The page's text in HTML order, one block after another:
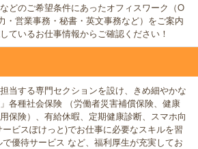
どのご希望条件にあったオフィスワーク（O
・営業事務・秘書・英文事務など）をご案内
ているお仕事情報からご確認ください！
当する専門セクションを設け、きめ細やかな
各種社会保険 （労働者災害補償保険、健康
保険）、有給休暇、定期健康診断、スマホ向
ビスぽけっと)でお仕事に必要なスキルを習
優待サービス など、福利厚生が充実してお